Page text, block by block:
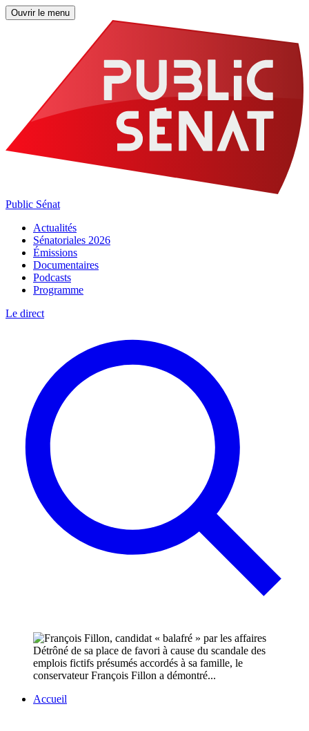
Ouvrir le menu
Public Sénat
Actualités
Sénatoriales 2026
Émissions
Documentaires
Podcasts
Programme
Le direct
Détrôné de sa place de favori à cause du scandale des
emplois fictifs présumés accordés à sa famille, le
conservateur François Fillon a démontré...
Accueil